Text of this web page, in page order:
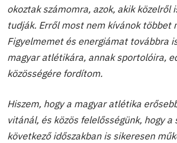
okoztak számomra, azok, akik közelről
tudják. Erről most nem kívánok többet
Figyelmemet és energiámat továbbra
magyar atlétikára, annak sportolóira,
közösségére fordítom.
Hiszem, hogy a magyar atlétika
vitánál, és közös felelősségünk, hogy a
következő időszakban is sikeresen